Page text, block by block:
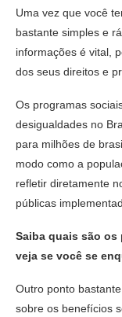
Uma vez que você
bastante simples e
informações é vital,
dos seus direitos e
Os programas
desigualdades no
para milhões de
modo como a
refletir diretamente
públicas
Saiba quais são
veja se você se
Outro ponto
sobre os benefícios